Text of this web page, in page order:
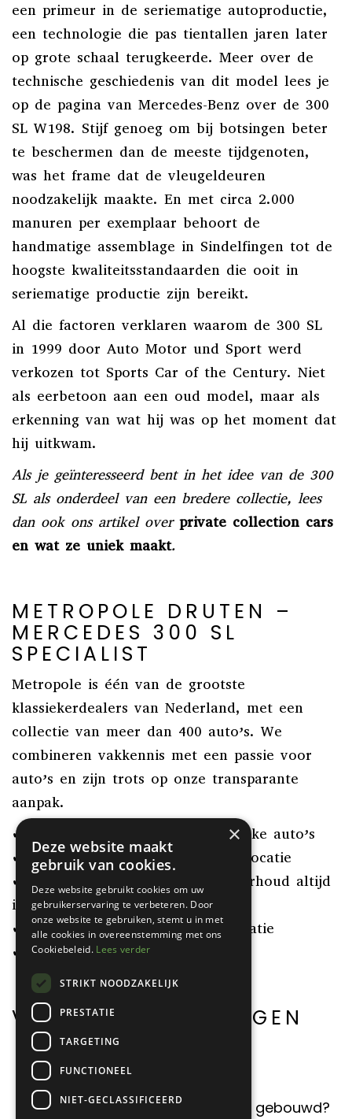
een primeur in de seriematige autoproductie,
een technologie die pas tientallen jaren later
op grote schaal terugkeerde. Meer over de
technische geschiedenis van dit model lees je
op de pagina van Mercedes-Benz over de 300
SL W198. Stijf genoeg om bij botsingen beter
te beschermen dan de meeste tijdgenoten,
was het frame dat de vleugeldeuren
noodzakelijk maakte. En met circa 2.000
manuren per exemplaar behoort de
handmatige assemblage in Sindelfingen tot de
hoogste kwaliteitsstandaarden die ooit in
seriematige productie zijn bereikt.
Al die factoren verklaren waarom de 300 SL
in 1999 door Auto Motor und Sport werd
verkozen tot Sports Car of the Century. Niet
als eerbetoon aan een oud model, maar als
erkenning van wat hij was op het moment dat
hij uitkwam.
Als je geïnteresseerd bent in het idee van de 300
SL als onderdeel van een bredere collectie, lees
dan ook ons artikel over private collection cars
en wat ze uniek maakt.
METROPOLE DRUTEN –
MERCEDES 300 SL
SPECIALIST
Metropole is één van de grootste
klassiekerdealers van Nederland, met een
collectie van meer dan 400 auto’s. We
combineren vakkennis met een passie voor
auto’s en zijn trots op onze transparante
aanpak.
✔ Ruim 30 jaar ervaring in klassieke auto’s
✔ Gecertificeerde specialisten op locatie
✔ Documentatie, historie en onderhoud altijd
inzichtelijk
✔ Mogelijkheid tot keuring op locatie
✔ Verkoop vanuit eigen museum
VEELGESTELDE VRAGEN
Wat kost een Mercedes 300 SL?
Hoeveel Mercedes 300 SL zijn er gebouwd?
×
Deze website maakt
gebruik van cookies.
Deze website gebruikt cookies om uw
gebruikerservaring te verbeteren. Door
onze website te gebruiken, stemt u in met
alle cookies in overeenstemming met ons
Cookiebeleid. Lees verder
STRIKT NOODZAKELIJK
PRESTATIE
TARGETING
FUNCTIONEEL
NIET-GECLASSIFICEERD